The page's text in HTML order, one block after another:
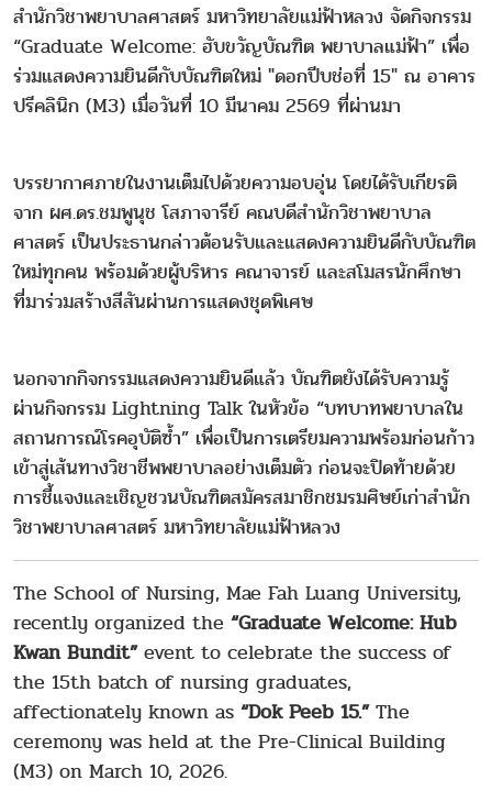
สำนักวิชาพยาบาลศาสตร์ มหาวิทยาลัยแม่ฟ้าหลวง จัดกิจกรรม
“Graduate Welcome: ฮับขวัญบัณฑิต พยาบาลแม่ฟ้า” เพื่อ
ร่วมแสดงความยินดีกับบัณฑิตใหม่ "ดอกปีบช่อที่ 15" ณ อาคาร
ปรีคลินิก (M3) เมื่อวันที่ 10 มีนาคม 2569 ที่ผ่านมา
บรรยากาศภายในงานเต็มไปด้วยความอบอุ่น โดยได้รับเกียรติ
จาก ผศ.ดร.ชมพูนุช โสภาจารีย์ คณบดีสำนักวิชาพยาบาล
ศาสตร์ เป็นประธานกล่าวต้อนรับและแสดงความยินดีกับบัณฑิต
ใหม่ทุกคน พร้อมด้วยผู้บริหาร คณาจารย์ และสโมสรนักศึกษา
ที่มาร่วมสร้างสีสันผ่านการแสดงชุดพิเศษ
นอกจากกิจกรรมแสดงความยินดีแล้ว บัณฑิตยังได้รับความรู้
ผ่านกิจกรรม Lightning Talk ในหัวข้อ “บทบาทพยาบาลใน
สถานการณ์โรคอุบัติซ้ำ” เพื่อเป็นการเตรียมความพร้อมก่อนก้าว
เข้าสู่เส้นทางวิชาชีพพยาบาลอย่างเต็มตัว ก่อนจะปิดท้ายด้วย
การชี้แจงและเชิญชวนบัณฑิตสมัครสมาชิกชมรมศิษย์เก่าสำนัก
วิชาพยาบาลศาสตร์ มหาวิทยาลัยแม่ฟ้าหลวง
The School of Nursing, Mae Fah Luang University,
recently organized the “Graduate Welcome: Hub
Kwan Bundit”event to celebrate the success of
the 15th batch of nursing graduates,
affectionately known as “Dok Peeb 15.”The
ceremony was held at the Pre-Clinical Building
(M3) on March 10, 2026.